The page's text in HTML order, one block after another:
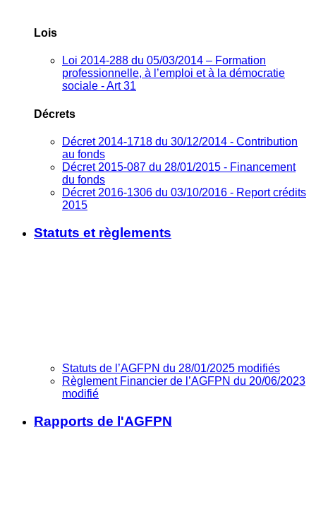
Lois
Loi 2014-288 du 05/03/2014 – Formation
professionnelle, à l’emploi et à la démocratie
sociale - Art 31
Décrets
Décret 2014-1718 du 30/12/2014 - Contribution
au fonds
Décret 2015-087 du 28/01/2015 - Financement
du fonds
Décret 2016-1306 du 03/10/2016 - Report crédits
2015
Statuts et règlements
Statuts de l’AGFPN du 28/01/2025 modifiés
Règlement Financier de l’AGFPN du 20/06/2023
modifié
Rapports de l'AGFPN